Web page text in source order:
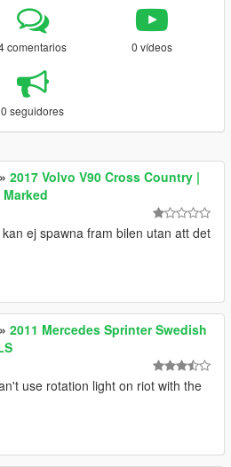
comentarios 0 vídeos
0 seguidores
2017 Volvo V90 Cross Country |
ej spawna fram bilen utan att det
2011 Mercedes Sprinter Swedish
use rotation light on riot with the